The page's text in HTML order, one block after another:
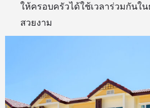
ให้ครอบครัวได้ใช้เวลาร่วมกันใ
สวยงาม